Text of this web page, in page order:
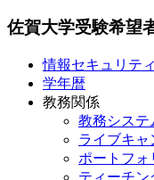
佐賀大学受験希望
情報セキュリテ
学年暦
教務関係
教務システ
ライブキャ
ポートフォ
ティーチン